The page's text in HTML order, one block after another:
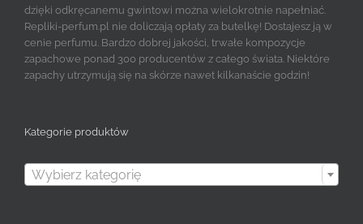
dzięki odkręcanemu gwintowi można wielokrotnie napełniać.
Repliki-perfum.pl nie doliczają opłaty za butelkę! Dostajesz ją w
cenie perfumu. Bardzo dobrej jakości, trwałe kompozycje
zapachowe ponad 300 producentów z całego świata. Niektóre
zapachy utrzymują się na skórze nawet kilkanaście godzin!
Kategorie produktów
Wybierz kategorię